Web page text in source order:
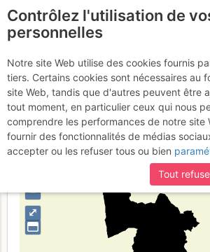
Provincia di Pisa
Type de région limite administrative
⤢
–
Contrôlez l'utilisation de
personnelles
Notre site Web utilise des cookies fournis
tiers. Certains cookies sont nécessaires au
site Web, tandis que d'autres peuvent être
tout moment, en particulier ceux qui nous
comprendre les performances de notre site
fournir des fonctionnalités de médias
accepter ou les refuser tous ou bien
Tout